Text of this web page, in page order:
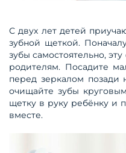
С двух лет детей
зубной щеткой.
зубы самостоятельно,
родителям. Посадите
перед зеркалом позади
очищайте зубы
щетку в руку ребёнку и
вместе.